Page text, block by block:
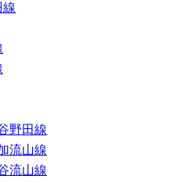
線
野田線
流山線
流山線